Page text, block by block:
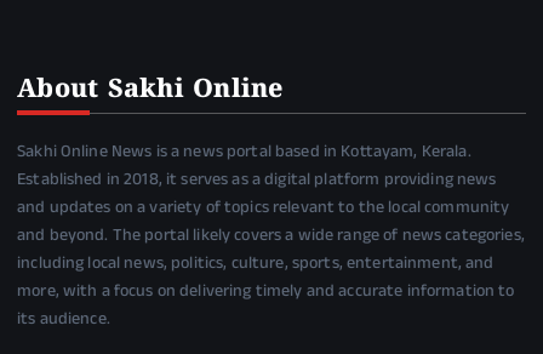
About Sakhi Online
Sakhi Online News is a news portal based in Kottayam, Kerala.
Established in 2018, it serves as a digital platform providing news
and updates on a variety of topics relevant to the local community
and beyond. The portal likely covers a wide range of news categories,
including local news, politics, culture, sports, entertainment, and
more, with a focus on delivering timely and accurate information to
its audience.